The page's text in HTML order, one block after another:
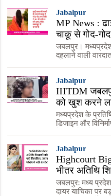
Jabalpur
MP News :
चाकू से गोद-
महिला की
जबलपुर।
दहलाने वाली
उतार दिया।
Jabalpur
IIITDM
को खुश करने
कांड की हिल
लड़कियों के
वीडियो हो रहे
मध्यप्रदेश के
डिजाइन और
बाथरूम म
Jabalpur
Highcourt
भीतर अतिथि
फटाफट पढ़िए
जबलपुर: मध्य प्रदेश
दायर याचिका पर